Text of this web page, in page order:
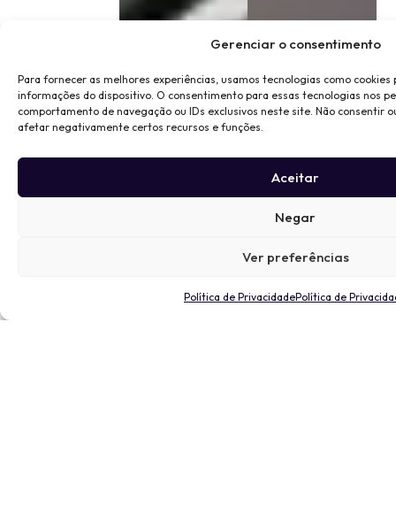
Gerenciar o consentimento
Para fornecer as melhores experiências, usamos tecnologias como
informações do dispositivo. O consentimento para essas tecnologias nos
comportamento de navegação ou IDs exclusivos neste site. Não consentir
afetar negativamente certos recursos e funções.
Aceitar
Negar
Ver preferências
Política de PrivacidadePolítica de